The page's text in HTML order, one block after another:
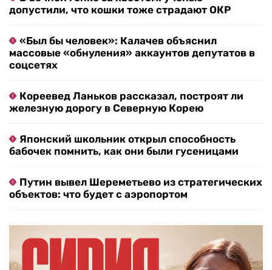
допустили, что кошки тоже страдают ОКР
«Был бы человек»: Калачев объяснил
массовые «обнуления» аккаунтов депутатов в
соцсетях
Кореевед Ланьков рассказал, построят ли
железную дорогу в Северную Корею
Японский школьник открыл способность
бабочек помнить, как они были гусеницами
Путин вывел Шереметьево из стратегических
объектов: что будет с аэропортом